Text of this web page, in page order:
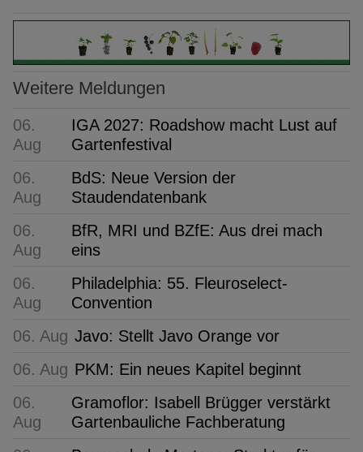
Weitere Meldungen
06.
Aug
IGA 2027: Roadshow macht Lust auf
Gartenfestival
06.
Aug
BdS: Neue Version der
Staudendatenbank
06.
Aug
BfR, MRI und BZfE: Aus drei mach
eins
06.
Aug
Philadelphia: 55. Fleuroselect-
Convention
06. Aug Javo: Stellt Javo Orange vor
06. Aug PKM: Ein neues Kapitel beginnt
06.
Aug
Gramoflor: Isabell Brügger verstärkt
Gartenbauliche Fachberatung